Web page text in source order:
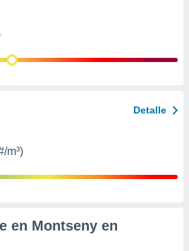
Detalle
m³)
en Montseny en